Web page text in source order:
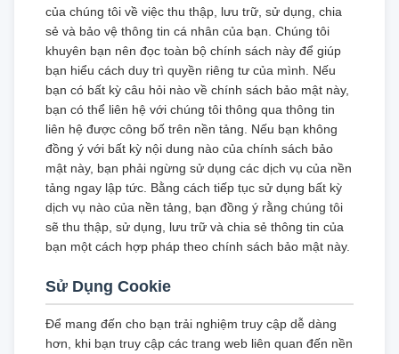
của chúng tôi về việc thu thập, lưu trữ, sử dụng, chia
sẻ và bảo vệ thông tin cá nhân của bạn. Chúng tôi
khuyên bạn nên đọc toàn bộ chính sách này để giúp
bạn hiểu cách duy trì quyền riêng tư của mình. Nếu
bạn có bất kỳ câu hỏi nào về chính sách bảo mật này,
bạn có thể liên hệ với chúng tôi thông qua thông tin
liên hệ được công bố trên nền tảng. Nếu bạn không
đồng ý với bất kỳ nội dung nào của chính sách bảo
mật này, bạn phải ngừng sử dụng các dịch vụ của nền
tảng ngay lập tức. Bằng cách tiếp tục sử dụng bất kỳ
dịch vụ nào của nền tảng, bạn đồng ý rằng chúng tôi
sẽ thu thập, sử dụng, lưu trữ và chia sẻ thông tin của
bạn một cách hợp pháp theo chính sách bảo mật này.
Sử Dụng Cookie
Để mang đến cho bạn trải nghiệm truy cập dễ dàng
hơn, khi bạn truy cập các trang web liên quan đến nền